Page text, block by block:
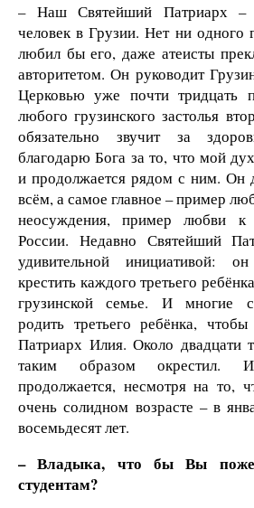
– Наш Святейший Патриарх –
человек в Грузии. Нет ни одного
любил бы его, даже атеисты
авторитетом. Он руководит
Церковью уже почти тридцать
любого грузинского застолья
обязательно звучит за
благодарю Бога за то, что мой
и продолжается рядом с ним. Он
всём, а самое главное – пример
неосуждения, пример любви к
России. Недавно Святейший
удивительной инициативой:
крестить каждого третьего
грузинской семье. И многие
родить третьего ребёнка,
Патриарх Илия. Около двадцати
таким образом окрестил.
продолжается, несмотря на то,
очень солидном возрасте – в
восемьдесят лет.
– Владыка, что бы Вы
студентам?